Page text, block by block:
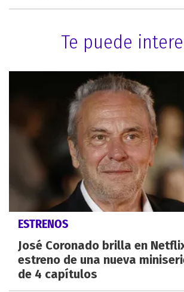
Te puede
ESTRENOS
José Coronado brilla en
estreno de una nueva
de 4 capítulos